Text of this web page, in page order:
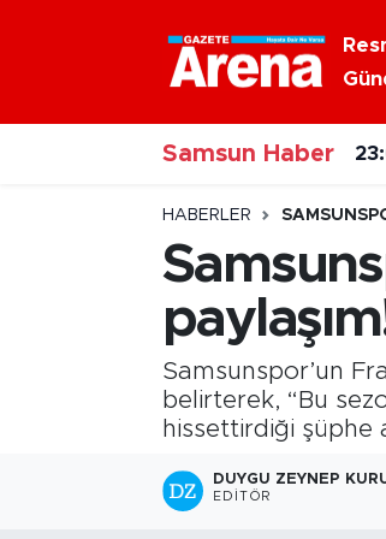
Samsun Haber
HABERLER
Samsunspor’un
belirterek, “Bu
hissettirdiği şüphe
DUYGU ZEYNEP
EDITÖR
Nöbetçi Eczaneler
Hava Durumu
Samsun Namaz Vakitleri
Trafik Durumu
Süper Lig Puan Durumu ve
Tüm Manşetler